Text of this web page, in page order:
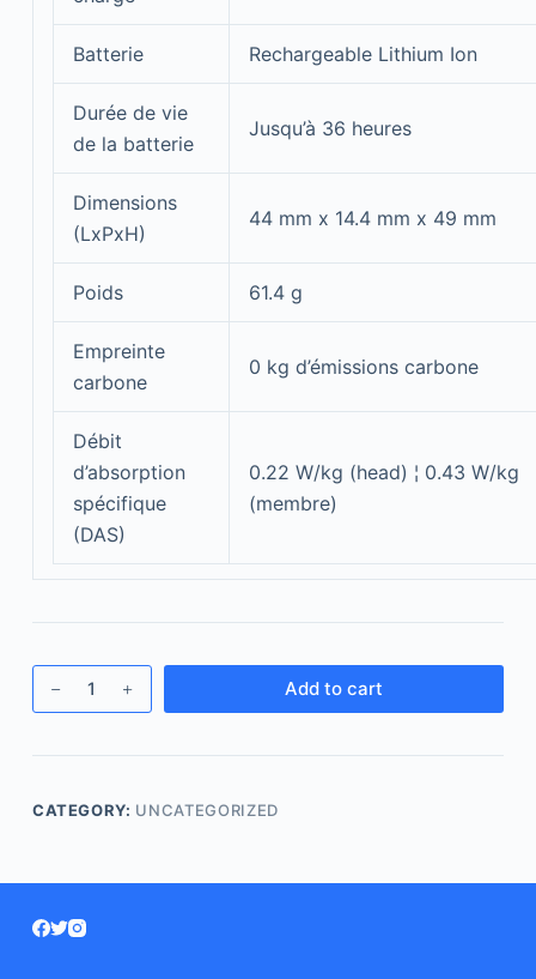
Batterie Rechargeable Lithium Ion
Durée de vie
de la batterie
Jusqu’à 36 heures
Dimensions
(LxPxH)
44 mm x 14.4 mm x 49 mm
Poids 61.4 g
Empreinte
carbone
0 kg d’émissions carbone
Débit
d’absorption
spécifique
(DAS)
0.22 W/kg (head) ¦ 0.43 W/kg
(membre)
Add to cart
CATEGORY: UNCATEGORIZED